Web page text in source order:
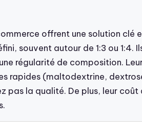
offrent une solution clé
souvent autour de 1:3 ou 1:4.
régularité de composition.
rapides (maltodextrine,
pas la qualité. De plus, leur